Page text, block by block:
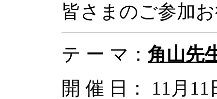
皆さまのご参加
テ ー マ：角山先
開 催 日： 11月